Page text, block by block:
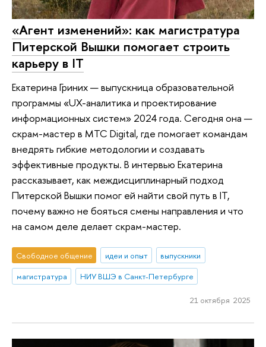
«Агент изменений»: как магистратура
Питерской Вышки помогает строить
карьеру в IT
Екатерина Гриних — выпускница образовательной
программы «UX-аналитика и проектирование
информационных систем» 2024 года. Сегодня она —
скрам-мастер в МТС Digital, где помогает командам
внедрять гибкие методологии и создавать
эффективные продукты. В интервью Екатерина
рассказывает, как междисциплинарный подход
Питерской Вышки помог ей найти свой путь в IT,
почему важно не бояться смены направления и что
на самом деле делает скрам-мастер.
Свободное общение идеи и опыт
выпускники
магистратура
НИУ ВШЭ в Санкт-Петербурге
21 октября 2025